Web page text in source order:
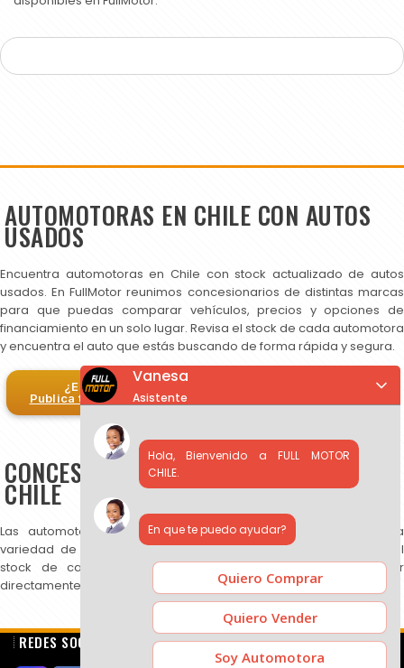
AUTOMOTORAS EN CHILE CON AUTOS
USADOS
Encuentra automotoras en Chile con stock actualizado de autos
usados. En FullMotor reunimos concesionarios de distintas marcas
para que puedas comparar vehículos, precios y opciones de
financiamiento en un solo lugar. Revisa el stock de cada automotora
y encuentra el auto que estás buscando de forma rápida y segura.
¿Eres automotora?
Publica tus autos en FullMotor
CONCESIONARIOS DE AUTOS USADOS EN
CHILE
Las automotoras publicadas en FullMotor ofrecen una amplia
variedad de autos usados, SUV y camionetas. Puedes revisar el
stock de cada concesionario, comparar precios y contactar
directamente para más información.
REDES SOCIALES
Vanesa
Asistente
Hola, Bienvenido a FULL MOTOR
CHILE.
En que te puedo ayudar?
Quiero Comprar
Quiero Vender
Soy Automotora